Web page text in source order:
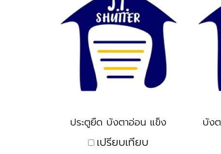
ประตูยืด บังตาอ่อน แข็ง
เปรียบเทียบ
บัง